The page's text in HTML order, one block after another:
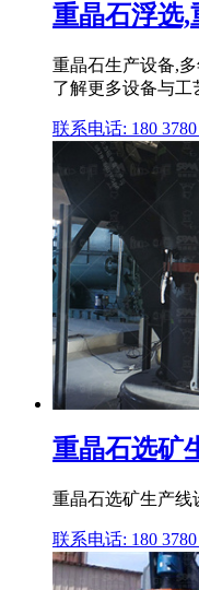
重晶石浮选,
重晶石生产设备,
了解更多设备与工
联系电话: 180 3780
重晶石选矿
重晶石选矿生产线
联系电话: 180 3780